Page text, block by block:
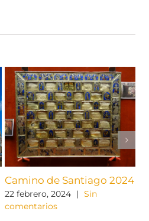
Camino de Santiago 2024
22 febrero, 2024 | Sin
comentarios